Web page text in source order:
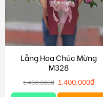
Lẵng Hoa Chúc Mừng
M328
1.450.000₫ 1.400.000₫